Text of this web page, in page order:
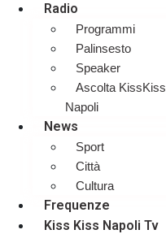
Radio
Programmi
Palinsesto
Speaker
Ascolta KissKiss
Napoli
News
Sport
Città
Cultura
Frequenze
Kiss Kiss Napoli Tv